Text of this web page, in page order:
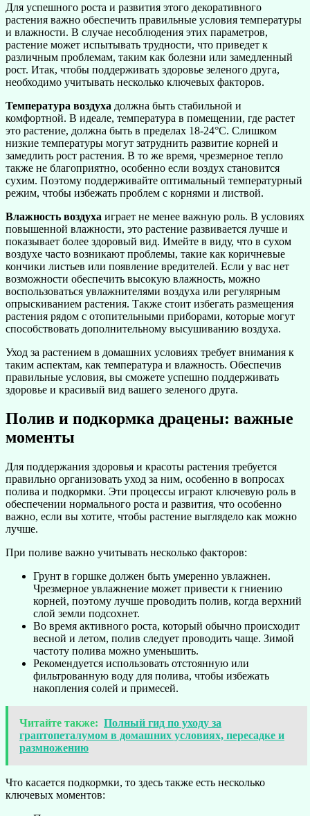
Для успешного роста и развития этого декоративного
растения важно обеспечить правильные условия температуры
и влажности. В случае несоблюдения этих параметров,
растение может испытывать трудности, что приведет к
различным проблемам, таким как болезни или замедленный
рост. Итак, чтобы поддерживать здоровье зеленого друга,
необходимо учитывать несколько ключевых факторов.
Температура воздуха должна быть стабильной и
комфортной. В идеале, температура в помещении, где растет
это растение, должна быть в пределах 18-24°C. Слишком
низкие температуры могут затруднить развитие корней и
замедлить рост растения. В то же время, чрезмерное тепло
также не благоприятно, особенно если воздух становится
сухим. Поэтому поддерживайте оптимальный температурный
режим, чтобы избежать проблем с корнями и листвой.
Влажность воздуха играет не менее важную роль. В условиях
повышенной влажности, это растение развивается лучше и
показывает более здоровый вид. Имейте в виду, что в сухом
воздухе часто возникают проблемы, такие как коричневые
кончики листьев или появление вредителей. Если у вас нет
возможности обеспечить высокую влажность, можно
воспользоваться увлажнителями воздуха или регулярным
опрыскиванием растения. Также стоит избегать размещения
растения рядом с отопительными приборами, которые могут
способствовать дополнительному высушиванию воздуха.
Уход за растением в домашних условиях требует внимания к
таким аспектам, как температура и влажность. Обеспечив
правильные условия, вы сможете успешно поддерживать
здоровье и красивый вид вашего зеленого друга.
Полив и подкормка драцены: важные
моменты
Для поддержания здоровья и красоты растения требуется
правильно организовать уход за ним, особенно в вопросах
полива и подкормки. Эти процессы играют ключевую роль в
обеспечении нормального роста и развития, что особенно
важно, если вы хотите, чтобы растение выглядело как можно
лучше.
При поливе важно учитывать несколько факторов:
Грунт в горшке должен быть умеренно увлажнен.
Чрезмерное увлажнение может привести к гниению
корней, поэтому лучше проводить полив, когда верхний
слой земли подсохнет.
Во время активного роста, который обычно происходит
весной и летом, полив следует проводить чаще. Зимой
частоту полива можно уменьшить.
Рекомендуется использовать отстоянную или
фильтрованную воду для полива, чтобы избежать
накопления солей и примесей.
Читайте также: Полный гид по уходу за
граптопеталумом в домашних условиях, пересадке и
размножению
Что касается подкормки, то здесь также есть несколько
ключевых моментов: